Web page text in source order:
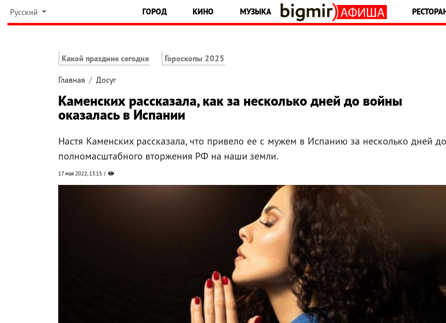
Русский ГОРОД КИНО МУЗЫКА
Какой праздник сегодня Гороскопы 2025
Главная Досуг
Каменских рассказала, как за несколько дней до войны
оказалась в Испании
Настя Каменских рассказала, что привело ее с мужем в Испанию за несколько дней до
полномасштабного вторжения РФ на наши земли.
17 мая 2022, 13:15